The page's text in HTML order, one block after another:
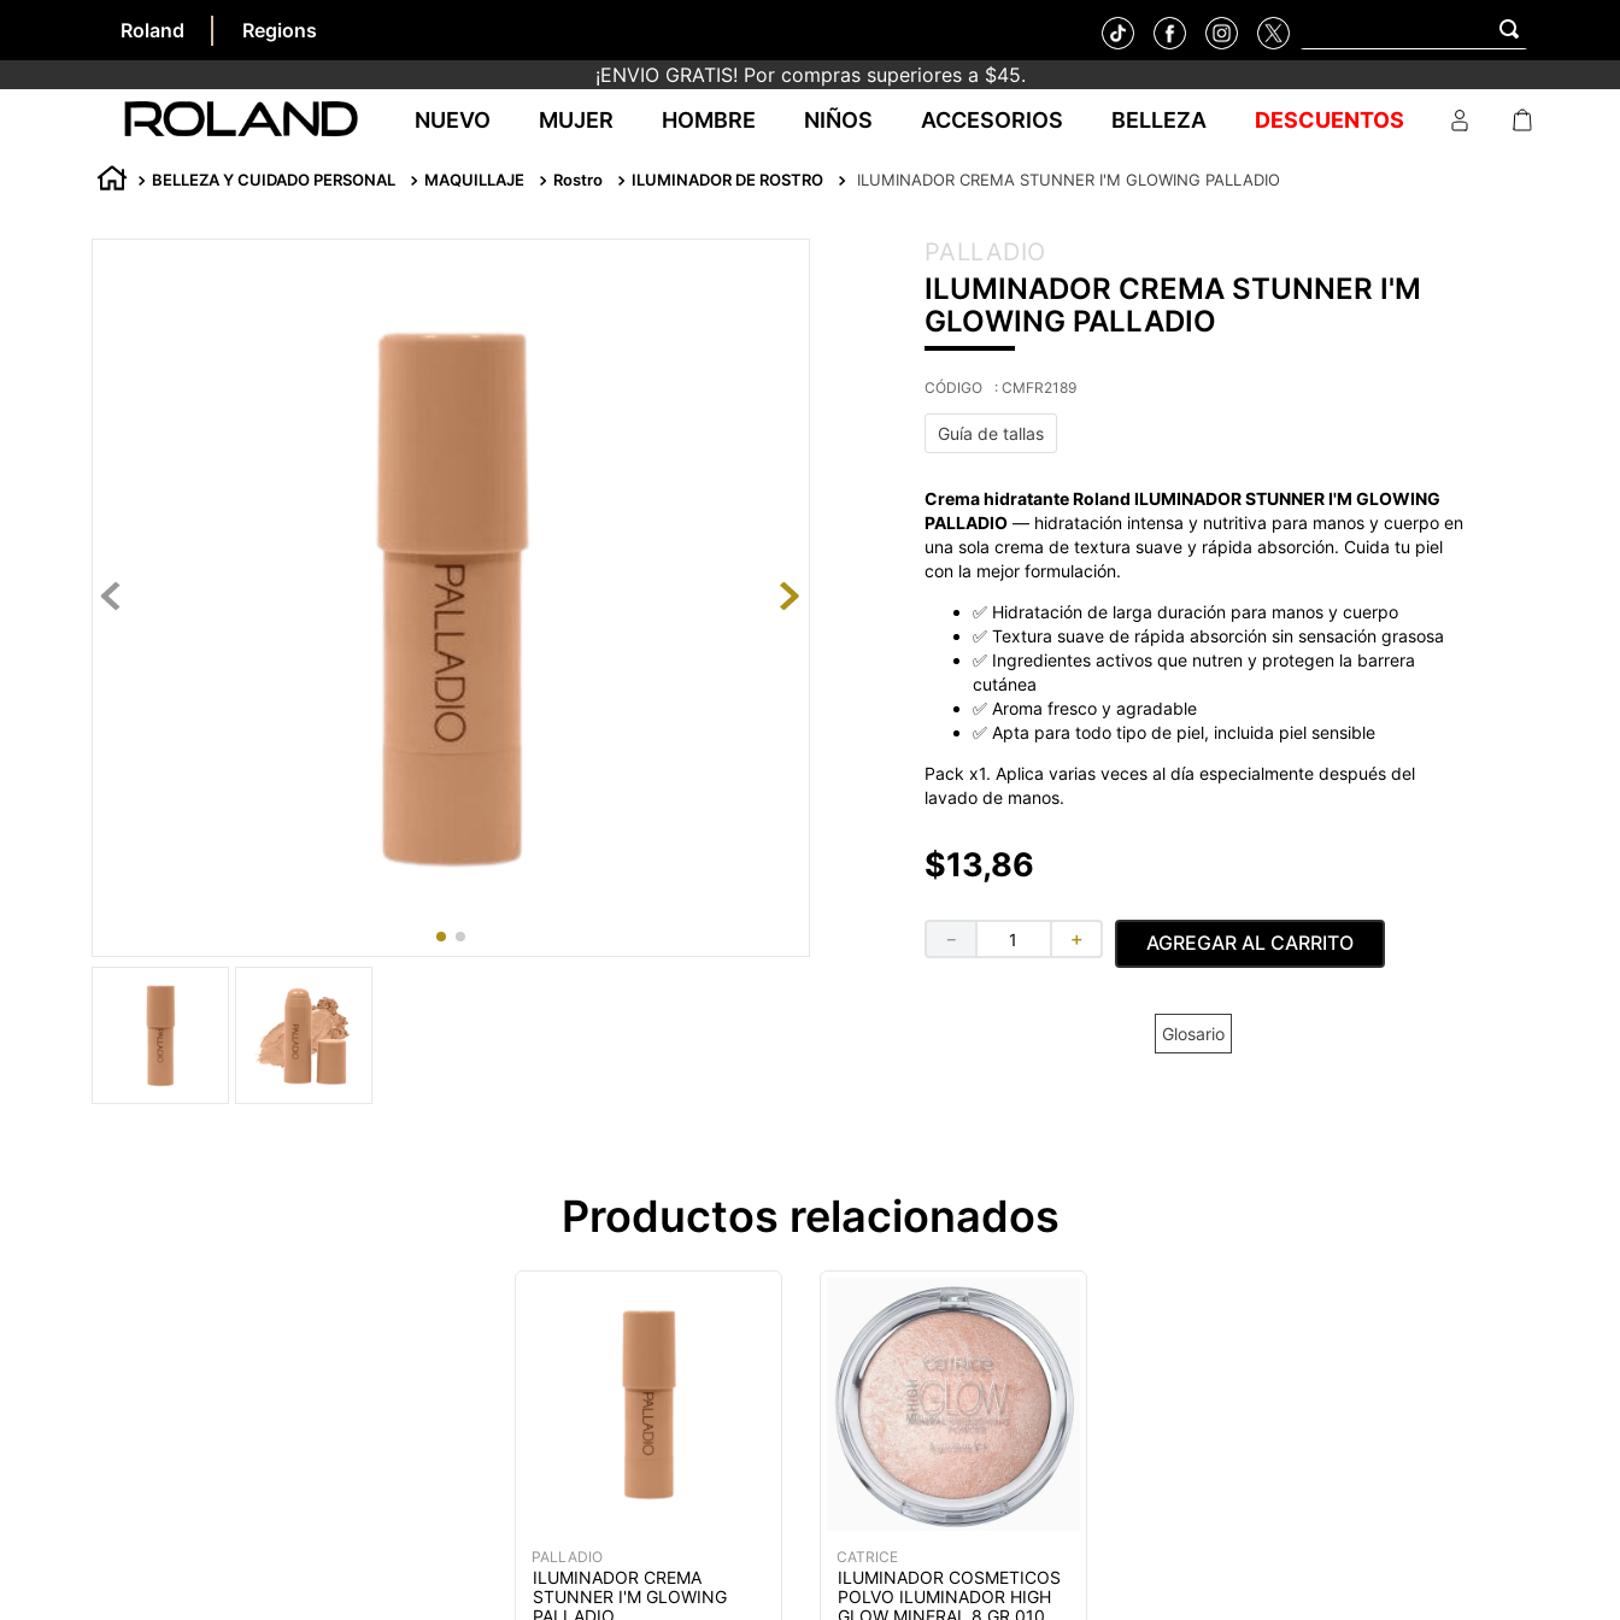
Roland
Regions
¡ENVIO GRATIS! Por compras superiores a $45.
NUEVO MUJER HOMBRE NIÑOS ACCESORIOS BELLEZA DESCUENTOS
BELLEZA Y CUIDADO PERSONAL MAQUILLAJE Rostro ILUMINADOR DE ROSTRO ILUMINADOR CREMA STUNNER I'M GLOWING PALLADIO
PALLADIO
ILUMINADOR CREMA STUNNER I'M
GLOWING PALLADIO
: CMFR2189
Guía de tallas
Crema hidratante Roland ILUMINADOR STUNNER I'M GLOWING
PALLADIO— hidratación intensa y nutritiva para manos y cuerpo en
una sola crema de textura suave y rápida absorción. Cuida tu piel
con la mejor formulación.
✅ Hidratación de larga duración para manos y cuerpo
✅ Textura suave de rápida absorción sin sensación grasosa
✅ Ingredientes activos que nutren y protegen la barrera
cutánea
✅ Aroma fresco y agradable
✅ Apta para todo tipo de piel, incluida piel sensible
Pack x1. Aplica varias veces al día especialmente después del
lavado de manos.
$13,86
＋
－ AGREGAR AL CARRITO
Glosario
Productos relacionados
PALLADIO
ILUMINADOR CREMA
STUNNER I'M GLOWING
CATRICE
ILUMINADOR COSMETICOS
POLVO ILUMINADOR HIGH